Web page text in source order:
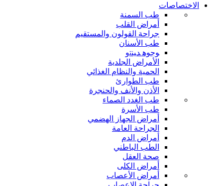
الاختصاصات
طب السمنة
أمراض القلب
جراحة القولون والمستقيم
طب الأسنان
ﻮﺟﻮﻫ ﺪﻴﻨﺗﻭ
الأمراض الجلدية
الحمية والنظام الغذائي
طب الطوارئ
الأذن والأنف والحنجرة
طب الغدد الصماء
طب الأسرة
أمراض الجهاز الهضمي
الجراحة العامة
أمراض الدم
الطب الباطني
صحة العقل
أمراض الكلى
أمراض الأعصاب